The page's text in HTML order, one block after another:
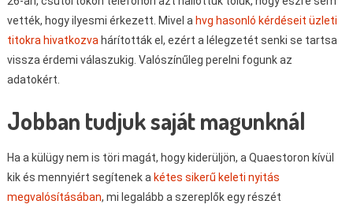
vették, hogy ilyesmi érkezett. Mivel a hvg hasonló kérdéseit üzleti
titokra hivatkozva hárították el, ezért a lélegzetét senki se tartsa
vissza érdemi válaszukig. Valószínűleg perelni fogunk az
adatokért.
Jobban tudjuk saját magunknál
Ha a külügy nem is töri magát, hogy kiderüljön, a Quaestoron kívül
kik és mennyiért segítenek a kétes sikerű keleti nyitás
megvalósításában, mi legalább a szereplők egy részét